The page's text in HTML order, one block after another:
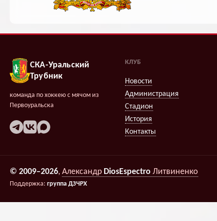
СКА-Уральский
Трубник
команда по хоккею с мячом из
Первоуральска
КЛУБ
Новости
Администрация
Стадион
История
Контакты
© 2009–2026, Александр DiosEspectro Литвиненко
Поддержка: группа ДЗЧРХ